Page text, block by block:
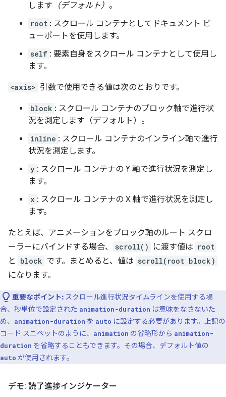
します （デフォルト） 。
root : スクロール コンテナとしてドキュメント ビ
ューポートを使用します。
self : 要素自身をスクロール コンテナとして使用し
ます。
<axis> 引数で使用できる値は次のとおりです。
block : スクロール コンテナのブロック軸で進行状
況を測定します（デフォルト）。
inline : スクロール コンテナのインライン軸で進行
状況を測定します。
y : スクロール コンテナの Y 軸で進行状況を測定し
ます。
x : スクロール コンテナの X 軸で進行状況を測定し
ます。
たとえば、アニメーションをブロック軸のルート スクロ
ーラーにバインドする場合、
scroll() に渡す値は root
と block です。まとめると、値は scroll(root block)
になります。
重要なポイント: スクロール進行状況タイムラインを使用する場
合、秒単位で設定された animation-duration は意味をなさないた
め、
animation-duration を auto に設定する必要があります。上記の
コード スニペットのように、
animation の省略形から animation-
duration を省略することもできます。その場合、デフォルト値の
auto が使用されます。
デモ: 読了進捗インジケーター